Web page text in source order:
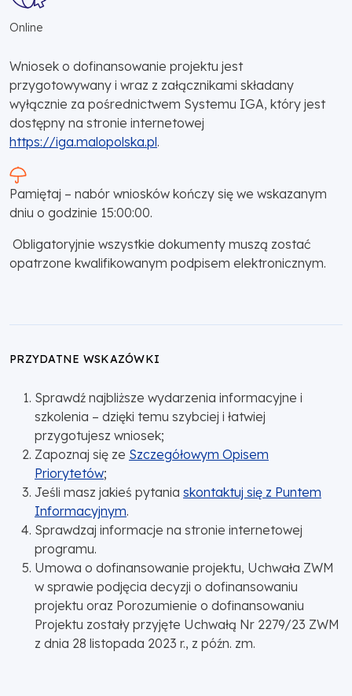
Online
Wniosek o dofinansowanie projektu jest
przygotowywany i wraz z załącznikami składany
wyłącznie za pośrednictwem Systemu IGA, który jest
dostępny na stronie internetowej
https://iga.malopolska.pl.
Pamiętaj – nabór wniosków kończy się we wskazanym
dniu o godzinie 15:00:00.
Obligatoryjnie wszystkie dokumenty muszą zostać
opatrzone kwalifikowanym podpisem elektronicznym.
PRZYDATNE WSKAZÓWKI
Sprawdź najbliższe wydarzenia informacyjne i
szkolenia – dzięki temu szybciej i łatwiej
przygotujesz wniosek;
Zapoznaj się ze Szczegółowym Opisem
Priorytetów;
Jeśli masz jakieś pytania skontaktuj się z Puntem
Informacyjnym.
Sprawdzaj informacje na stronie internetowej
programu.
Umowa o dofinansowanie projektu, Uchwała ZWM
w sprawie podjęcia decyzji o dofinansowaniu
projektu oraz Porozumienie o dofinansowaniu
Projektu zostały przyjęte Uchwałą Nr 2279/23 ZWM
z dnia 28 listopada 2023 r., z późn. zm.